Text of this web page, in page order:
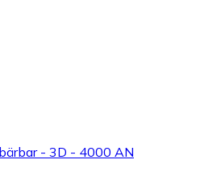
- 3D - 4000 AN